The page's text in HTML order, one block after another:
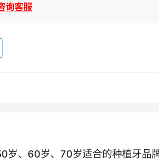
询客服
岁、60岁、70岁适合的种植牙品